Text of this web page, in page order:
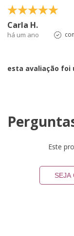
Carla H.
há um ano
esta avaliação foi
Este
SEJA